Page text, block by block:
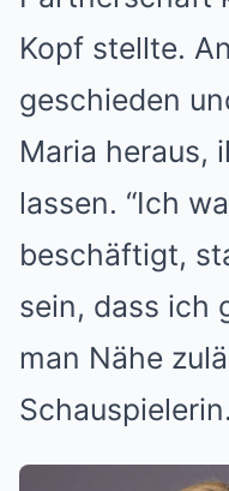
Kopf stellte.
geschieden
Maria heraus,
lassen. “Ich
beschäftigt,
sein, dass ich
man Nähe
Schauspielerin.